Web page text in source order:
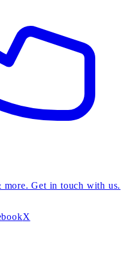
more. Get in touch with us.
X